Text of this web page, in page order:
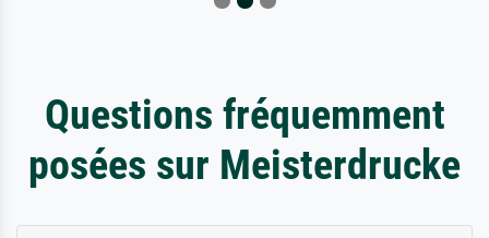
Questions fréquemment
posées sur Meisterdrucke